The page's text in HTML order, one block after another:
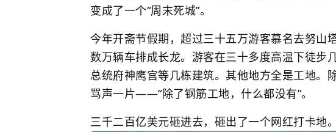
变成了一个“周末死城”。
今年开斋节假期，超过三十五万游客慕名去努山
数万辆车排成长龙。游客在三十多度高温下徒步
总统府神鹰宫等几栋建筑。其他地方全是工地。
骂声一片——“除了钢筋工地，什么都没有”。
三千二百亿美元砸进去，砸出了一个网红打卡地。